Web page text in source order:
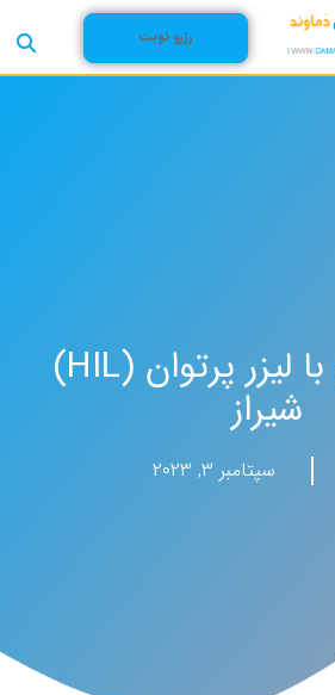
رزرو نوبت
فیزیوتراپی با لیزر پرتوان (HIL)
شیراز
سپتامبر ۳, ۲۰۲۳